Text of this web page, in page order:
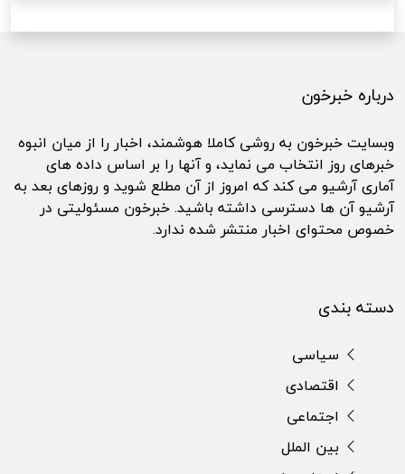
درباره خبرخون
وبسایت خبرخون به روشی کاملا هوشمند، اخبار را از میان انبوه
خبرهای روز انتخاب می نماید، و آنها را بر اساس داده های
آماری آرشیو می کند که امروز از آن مطلع شوید و روزهای بعد به
آرشیو آن ها دسترسی داشته باشید. خبرخون مسئولیتی در
خصوص محتوای اخبار منتشر شده ندارد.
دسته بندی
سیاسی
اقتصادی
اجتماعی
بین الملل